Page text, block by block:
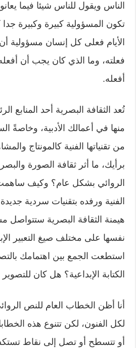
الناس ويقول للناس شيئا فيما
تكون المسؤولية كبيرة وكبيرة
الأيام فعلى كل إنسان مسؤولية
فعلته، وما الذي كان يجب أن
أفعله.
تُعد الثقافة البصرية أحد المنابع
منها في أعمالك الأدبية، وخاصةً
من تقنياتها الفنية كالمونتاج
برأيك، ما أثر ثقافة الصورة
الروائي بشكل عام؟ وكيف
الفنية ورفده بتقنيات سردية
هيمنة الثقافة البصرية ستتواصل
نفسها على مختلف صيغ التعبير
استطعت الجمع بين اهتمامك
الكتابة الإبداعية؟ هل كان
أنا أظن الخطاب العام للنص
لكل الفنون، لكن تتنوع هذه
أو تتسطح أو تصل إلى نقاط